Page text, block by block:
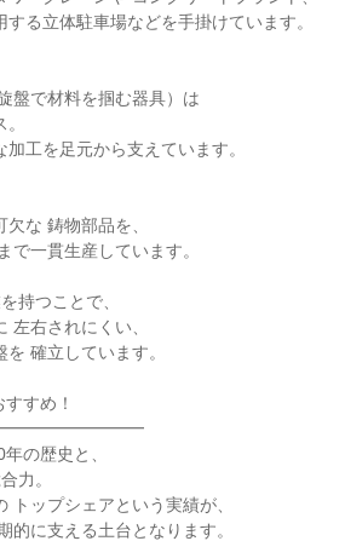
る立体駐車場などを手掛けています。
盤で材料を掴む器具）は
工を足元から支えています。
な 鋳物部品を、
で一貫生産しています。
持つことで、
左右されにくい、
確立しています。
すめ！
の歴史と、
力。
トップシェアという実績が、
的に支える土台となります。